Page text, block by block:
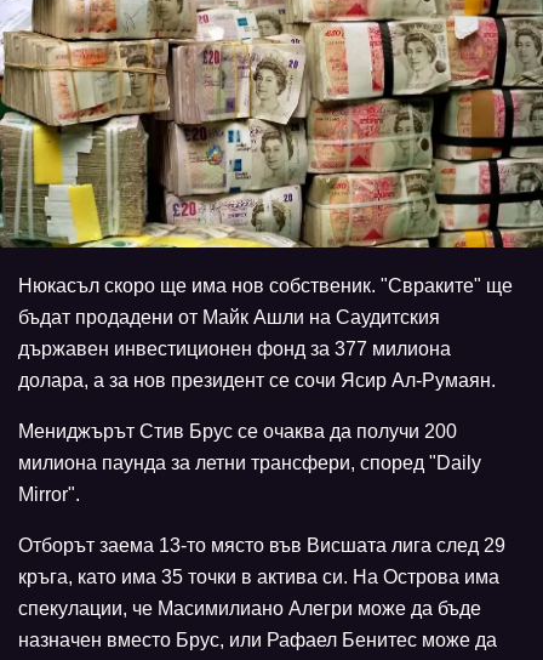
Нюкасъл скоро ще има нов собственик. "Свраките" ще
бъдат продадени от Майк Ашли на Саудитския
държавен инвестиционен фонд за 377 милиона
долара, а за нов президент се сочи Ясир Ал-Румаян.
Мениджърът Стив Брус се очаква да получи 200
милиона паунда за летни трансфери, според "Daily
Mirror".
Отборът заема 13-то място във Висшата лига след 29
кръга, като има 35 точки в актива си. На Острова има
спекулации, че Масимилиано Алегри може да бъде
назначен вместо Брус, или Рафаел Бенитес може да